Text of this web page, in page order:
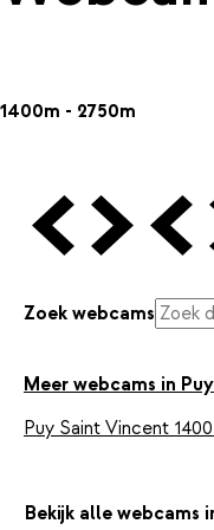
1400m - 2750m
Vorige Webcam
Volgende
Zoek webcams
Meer webcams in
Puy Saint Vincent 1400
Bekijk alle webcams